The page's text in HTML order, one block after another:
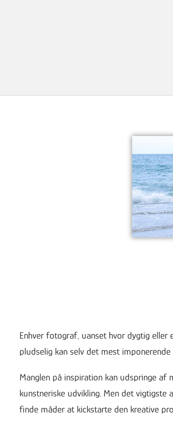
Enhver fotograf, uanset hvor dygtig
pludselig kan selv det mest
Manglen på inspiration kan udspringe
kunstneriske udvikling. Men det
finde måder at kickstarte den kreative